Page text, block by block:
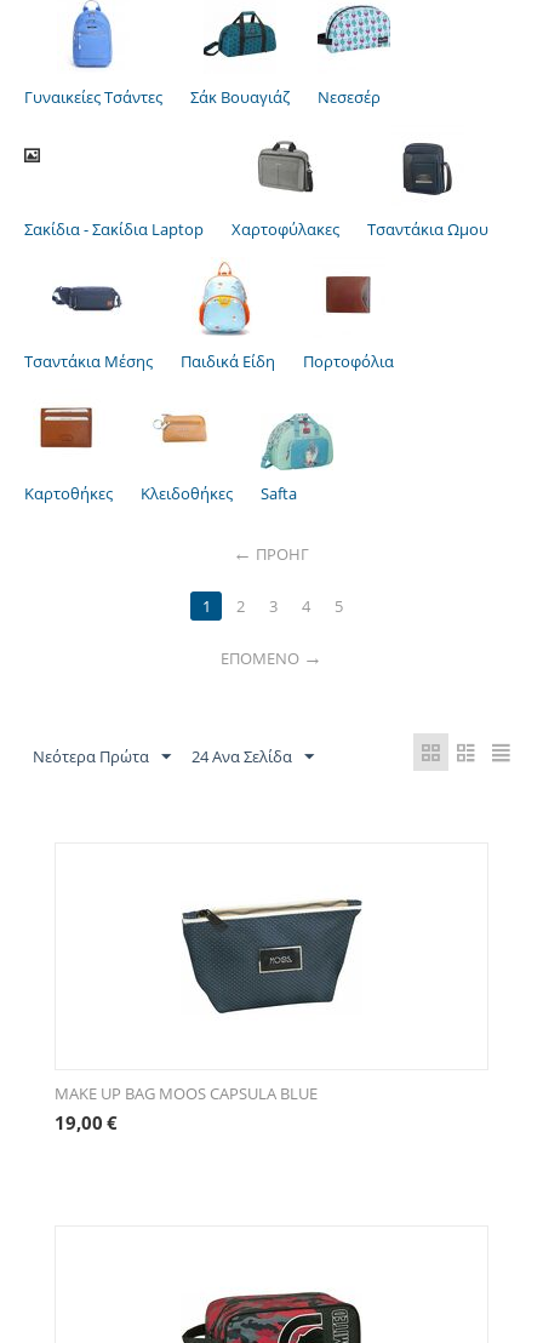
Γυναικείες Τσάντες Σάκ Βουαγιάζ Νεσεσέρ
Σακίδια - Σακίδια Laptop Χαρτοφύλακες Τσαντάκια Ωμου
Τσαντάκια Μέσης Παιδικά Είδη Πορτοφόλια
Καρτοθήκες Κλειδοθήκες Safta
ΠΡΟΗΓ
1 2 3 4 5
ΕΠΌΜΕΝΟ
Νεότερα Πρώτα 24 Ανα Σελίδα
MAKE UP BAG MOOS CAPSULA BLUE
19,00 €